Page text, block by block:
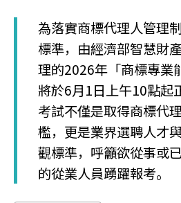
為落實商標代理人管理
標準，由經濟部智慧財
理的2026年「商標專業
將於6月1日上午10點起
考試不僅是取得商標代
檻，更是業界選聘人才
觀標準，呼籲欲從事或
的從業人員踴躍報考。